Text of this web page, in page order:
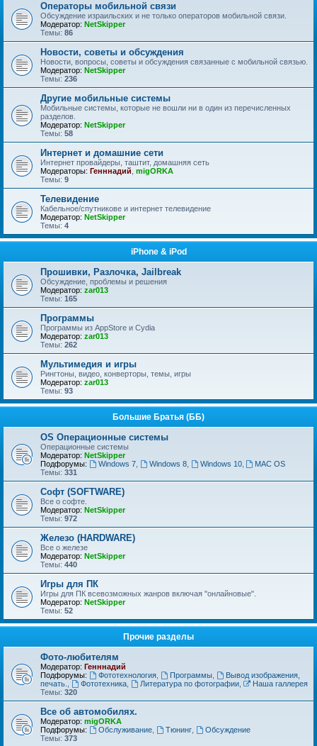
Операторы мобильной связи
Обсуждение израильских и не только операторов мобильной связи.
Модератор: NetSkipper
Темы: 86
Новости, советы и обсуждения
Новости, вопросы, советы и обсуждения связанные с мобильной связью.
Модератор: NetSkipper
Темы: 236
Другие мобильные системы
Мобильные системы, которые не вошли ни в один из перечисленных
разделов.
Модератор: NetSkipper
Темы: 58
Интернет и домашние сети
Интернет провайдеры, таштит, домашняя сеть
Модераторы: Генннадий migORKA
Темы: 9
Телевидение
Кабельное/спутникове и интернет телевидение
Модератор: NetSkipper
Темы: 4
iPhone & iPod
Прошивки, Разлочка, Jailbreak
Обсуждение, проблемы и решения
Модератор: zar013
Темы: 165
Программы
Программы из AppStore и Cydia
Модератор: zar013
Темы: 262
Мультимедия и игры
Рингтоны, видео, конверторы, темы, игры
Модератор: zar013
Темы: 93
Большие Братья (ББ)
OS Операционные системы
Операционные сиcтемы
Модератор: NetSkipper
Подфорумы:
Windows 7, Windows 8, Windows 10,
MAC OS
Темы: 331
Софт (SOFTWARE)
Все о софте.
Модератор: NetSkipper
Темы: 972
Железо (HARDWARE)
Все о железе
Модератор: NetSkipper
Темы: 440
Игры для ПК
Игры для ПК всевозможных жанров включая "онлайновые".
Модератор: NetSkipper
Темы: 52
Прочие разделы
Фото-любителям
Модератор: Генннадий
Подфорумы:
Фототехнология, Программы,
Вывод изображения,
печать.
Фототехника, Литература по фотографии,
Наша галлерея
Темы: 320
Все об автомобилях.
Модератор: migORKA
Подфорумы:
Обслуживание, Тюнинг,
Обсуждение
Темы: 373